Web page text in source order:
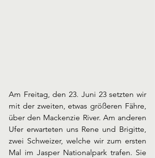
Am Freitag, den 23. Juni 23 setzten wir
mit der zweiten, etwas größeren Fähre,
über den Mackenzie River. Am anderen
Ufer erwarteten uns Rene und Brigitte,
zwei Schweizer, welche wir zum ersten
Mal im Jasper Nationalpark trafen. Sie